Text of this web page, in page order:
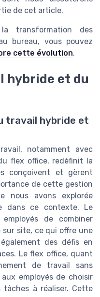
de cet article.
transformation des
bureau, vous pouvez
cette évolution.
hybride et du
travail hybride et
notamment avec
flex office, redéfinit la
conçoivent et gèrent
de cette gestion
nous avons explorée
dans ce contexte. Le
de combiner
site, ce qui offre une
des défis en
Le flex office, quant
de travail sans
employés de choisir
à réaliser. Cette